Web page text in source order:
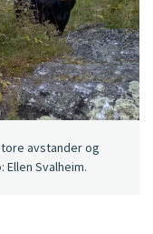
avstander og
Svalheim.